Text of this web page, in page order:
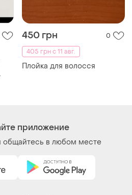
450 грн
0
405 грн с 11 авг.
Плойка для волосся
приложение
общайтесь в любом месте